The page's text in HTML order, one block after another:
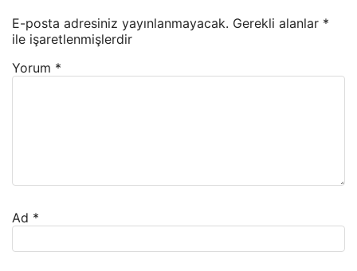
E-posta adresiniz yayınlanmayacak. Gerekli alanlar *
ile işaretlenmişlerdir
Yorum *
Ad *